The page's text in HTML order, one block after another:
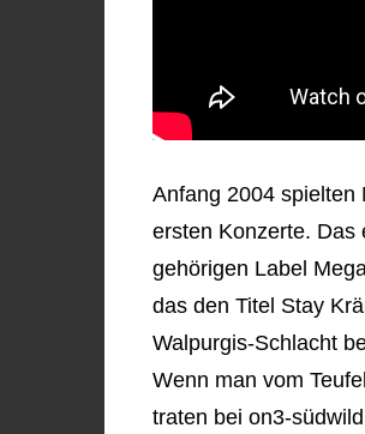
Anfang 2004 spielten
ersten Konzerte. Das
gehörigen Label
das den Titel Stay
Walpurgis-Schlacht
Wenn man vom
traten bei on3-